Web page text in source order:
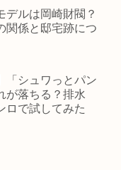
デルは岡崎財閥？
関係と邸宅跡につ
「シュワっとパン
が落ちる？排水
ロで試してみた